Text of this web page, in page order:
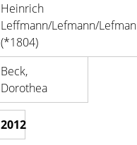
Heinrich
Leffmann/Lefmann/Lefman
(*1804)
Beck,
Dorothea
2012